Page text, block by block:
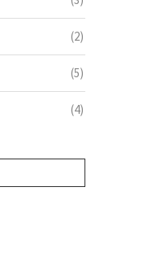
(2)
(5)
(4)